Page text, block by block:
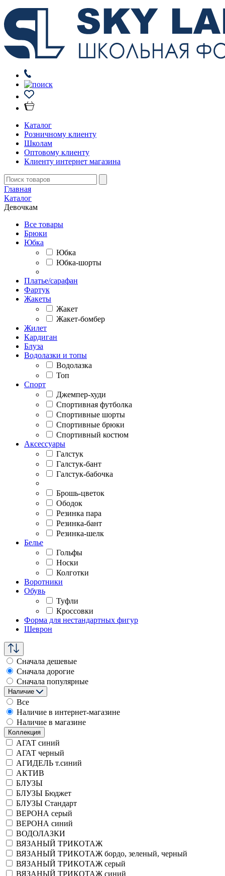
Каталог
Розничному клиенту
Школам
Оптовому клиенту
Клиенту интернет магазина
Главная
Каталог
Девочкам
Все товары
Брюки
Юбка
Юбка
Юбка-шорты
Платье/сарафан
Фартук
Жакеты
Жакет
Жакет-бомбер
Жилет
Кардиган
Блуза
Водолазки и топы
Водолазка
Топ
Спорт
Джемпер-худи
Спортивная футболка
Спортивные шорты
Спортивные брюки
Спортивный костюм
Аксессуары
Галстук
Галстук-бант
Галстук-бабочка
Брошь-цветок
Ободок
Резинка пара
Резинка-бант
Резинка-шелк
Белье
Гольфы
Носки
Колготки
Воротники
Обувь
Туфли
Кроссовки
Форма для нестандартных фигур
Шеврон
Сначала дешевые
Сначала дорогие
Сначала популярные
Наличие
Все
Наличие в интернет-магазине
Наличие в магазине
Коллекция
АГАТ синий
АГАТ черный
АГИДЕЛЬ т.синий
АКТИВ
БЛУЗЫ
БЛУЗЫ Бюджет
БЛУЗЫ Стандарт
ВЕРОНА серый
ВЕРОНА синий
ВОДОЛАЗКИ
ВЯЗАНЫЙ ТРИКОТАЖ
ВЯЗАНЫЙ ТРИКОТАЖ бордо, зеленый, черный
ВЯЗАНЫЙ ТРИКОТАЖ серый
ВЯЗАНЫЙ ТРИКОТАЖ синий